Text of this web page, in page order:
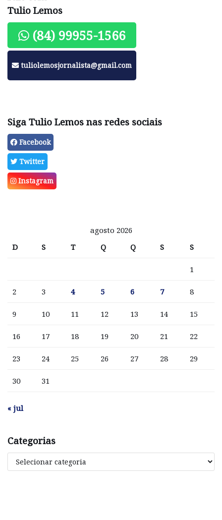
Tulio Lemos
(84) 99955-1566
tuliolemosjornalista@gmail.com
Siga Tulio Lemos nas redes sociais
Facebook
Twitter
Instagram
agosto 2026
D
S T Q Q S S
1
2 3 4 5 6 7 8
9 10 11 12 13 14 15
16 17 18 19 20 21 22
23 24 25 26 27 28 29
30 31
« jul
Categorias